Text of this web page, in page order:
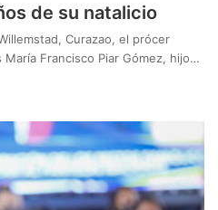
de su natalicio
Curazao, el prócer
Francisco Piar Gómez, hijo…